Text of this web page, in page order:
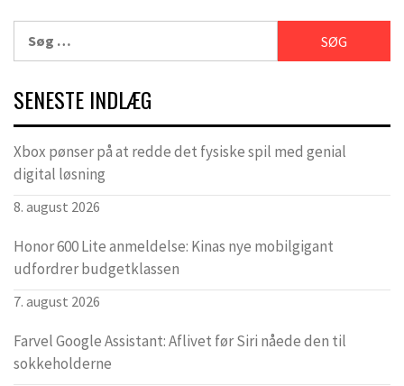
efter:
SENESTE INDLÆG
Xbox pønser på at redde det fysiske spil med genial
digital løsning
8. august 2026
Honor 600 Lite anmeldelse: Kinas nye mobilgigant
udfordrer budgetklassen
7. august 2026
Farvel Google Assistant: Aflivet før Siri nåede den til
sokkeholderne